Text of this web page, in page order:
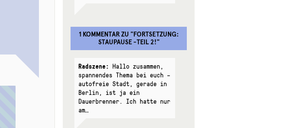
1 KOMMENTARZU "FORTSETZUNG:
STAUPAUSE -TEIL 2!"
Radszene: Hallo zusammen,
spannendes Thema bei euch –
autofreie Stadt, gerade in
Berlin, ist ja ein
Dauerbrenner. Ich hatte nur
am…